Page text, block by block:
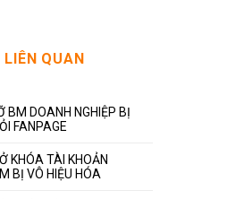
LIÊN QUAN
BM DOANH NGHIỆP BỊ
FANPAGE
KHÓA TÀI KHOẢN
BỊ VÔ HIỆU HÓA